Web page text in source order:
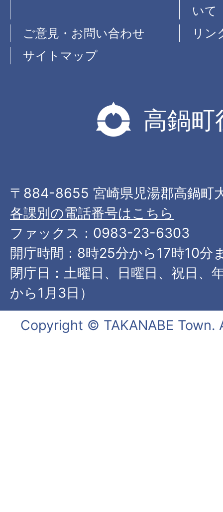
いて
ご意見・お問い合わせ
リン
サイトマップ
高鍋町
〒884-8655 宮崎県児湯郡高鍋町
各課別の電話番号はこちら
ファックス：0983-23-6303
開庁時間：8時25分から17時10分
閉庁日：土曜日、日曜日、祝日、
から1月3日）
Copyright © TAKANABE Town.